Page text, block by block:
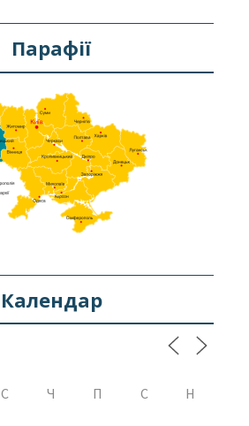
Парафії
Календар
С Ч П С Н